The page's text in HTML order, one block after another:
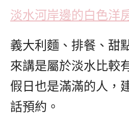
淡水河岸邊的白色洋
義大利麵、排餐、甜
來講是屬於淡水比較
假日也是滿滿的人，
話預約。